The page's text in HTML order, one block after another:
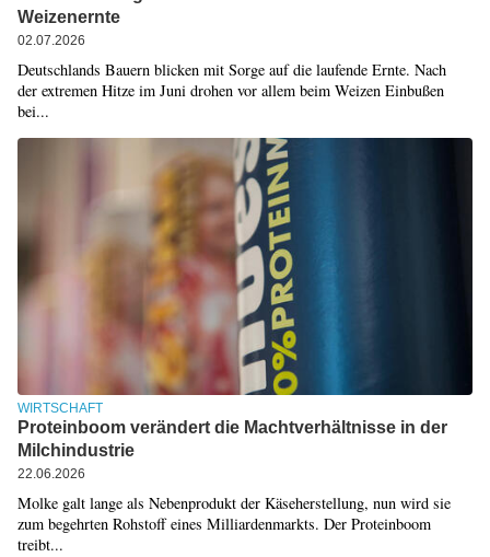
Weizenernte
02.07.2026
Deutschlands Bauern blicken mit Sorge auf die laufende Ernte. Nach
der extremen Hitze im Juni drohen vor allem beim Weizen Einbußen
bei...
WIRTSCHAFT
Proteinboom verändert die Machtverhältnisse in der
Milchindustrie
22.06.2026
Molke galt lange als Nebenprodukt der Käseherstellung, nun wird sie
zum begehrten Rohstoff eines Milliardenmarkts. Der Proteinboom
treibt...